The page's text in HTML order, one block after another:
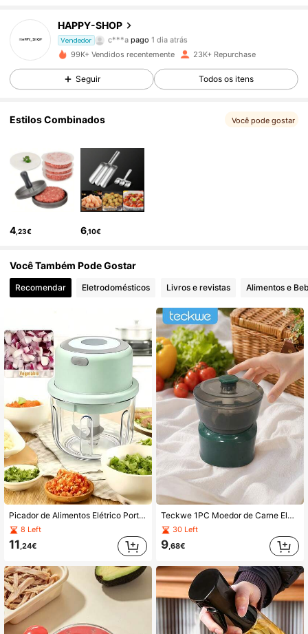
HAPPY-SHOP
Vendedor
4,83
c***apago
a***2 seguiu 1 dia atrás
4,83
4,83 3.3K Seguidores
4,83 3.3K Seguidores
3.3K Seguidores
4,83 3.3K Seguidores
99K+ Vendidos recentemente 23K+ Repurchase
Seguir Todos os itens
Estilos Combinados Você pode gostar
4 ,23€ 6,10€
Você Também Pode Gostar
Recomendar Eletrodomésticos Livros e revistas Alimentos e
Picador de Alimentos Elétrico Portátil Sem Fios 100/250ml, Mini Fatiador de Alho Elétrico, Moedor e Picador de Carne Multifunções Recarregável por USB, Adequado para Vegetais, Carne, Alho, Gengibre, Malagueta, Fruta, etc.
8 Left
11,24€
Teckwe 1PC Moedor de Carne Elétrico, Processador de Alimentos para Bebé, Processador de Alimentos Multifuncional, Moedor de Alho, Sem Fio e Portátil, Adequado para Cozinhar Vários Ingredientes, Um Excelente Parceiro para a Cozinha Familiar.
30 Left
9,68€